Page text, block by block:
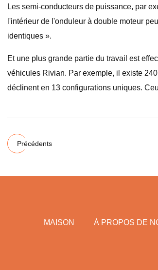
Les semi-conducteurs de puissance, par
l'intérieur de l'onduleur à double moteur
identiques ».
Et une plus grande partie du travail est
véhicules Rivian. Par exemple, il existe
déclinent en 13 configurations uniques.
Précédents
MAISON À PROPOS DE